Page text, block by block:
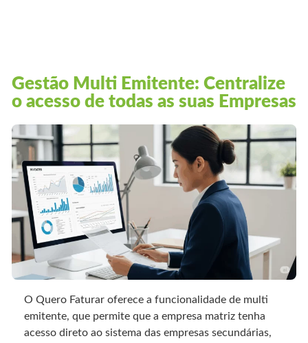
Gestão Multi Emitente: Centralize
o acesso de todas as suas Empresas
O Quero Faturar oferece a funcionalidade de multi
emitente, que permite que a empresa matriz tenha
acesso direto ao sistema das empresas secundárias,